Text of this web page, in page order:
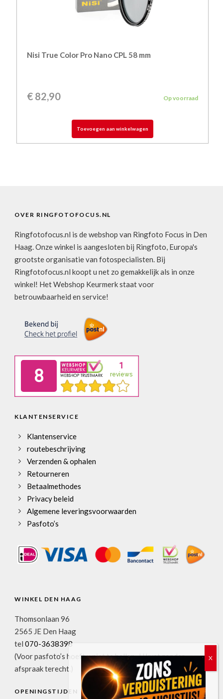
Nisi True Color Pro Nano CPL 58 mm
€82,90 Op voorraad
Toevoegen aan winkelwagen
OVER RINGFOTOFOCUS.NL
Ringfotofocus.nl is de webshop van Ringfoto Focus in Den
Haag. Onze winkel is aangesloten bij Ringfoto, Europa's
grootste organisatie van fotospecialisten. Bij
Ringfotofocus.nl koopt u net zo gemakkelijk als in onze
winkel! Het Webshop Keurmerk staat voor
betrouwbaarheid en service!
KLANTENSERVICE
Klantenservice
routebeschrijving
Verzenden & ophalen
Retourneren
Betaalmethodes
Privacy beleid
Algemene leveringsvoorwaarden
Pasfoto’s
WINKEL DEN HAAG
Thomsonlaan 96
2565 JE Den Haag
tel 070-3638398
(Voor pasfoto’s hoeft u niet te bellen. U kunt zonder
afspraak terecht.)
OPENINGSTIJDEN